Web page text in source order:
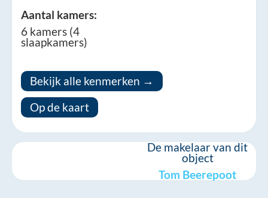
Aantal kamers:
6 kamers (4
slaapkamers)
Bekijk alle kenmerken →
Op de kaart
De makelaar van dit
object
Tom Beerepoot